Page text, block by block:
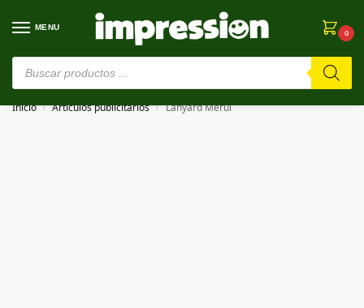
MENU
0
⚠️ Estamos en pruebas. Si algo falla, ¡Perdón!⚠️
Inicio / Artículos publicitarios / Lanyard Merul